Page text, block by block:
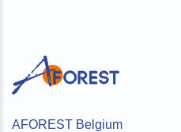
AFOREST Belgium